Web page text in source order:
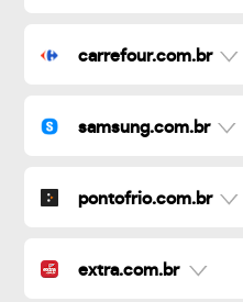
carrefour.com.br
samsung.com.br
pontofrio.com.br
extra.com.br